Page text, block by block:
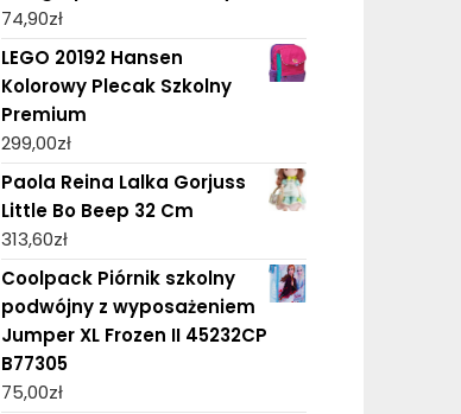
74,90zł
LEGO 20192 Hansen
Kolorowy Plecak Szkolny
Premium
299,00zł
Paola Reina Lalka Gorjuss
Little Bo Beep 32 Cm
313,60zł
Coolpack Piórnik szkolny
podwójny z wyposażeniem
Jumper XL Frozen II 45232CP
B77305
75,00zł